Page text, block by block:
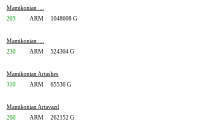
Mamikonian ....
205
ARM 1048608 G
Mamikonian ....
230
ARM 524304 G
Mamikonian Artashes
310
ARM 65536 G
Mamikonian Artavazd
260
ARM 262152 G